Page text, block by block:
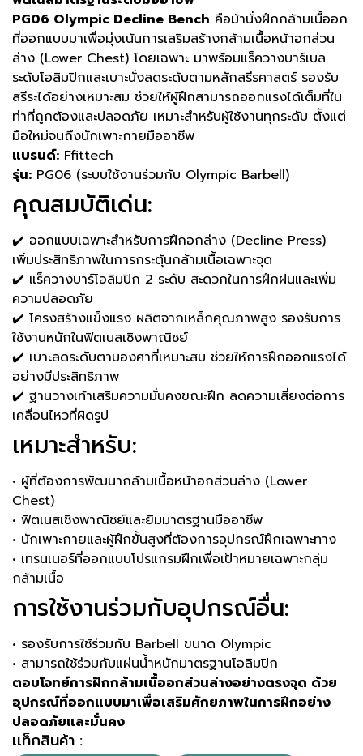
PG06 Olympic Decline Bench คือม้านั่งฝึกกล้ามเนื้ออก
ที่ออกแบบมาเพื่อมุ่งเน้นการเสริมสร้างกล้ามเนื้อหน้าอกส่วน
ล่าง (Lower Chest) โดยเฉพาะ มาพร้อมแร็ควางบาร์เบล
ระดับโอลิมปิกและเบาะนั่งลดระดับตามหลักสรีรศาสตร์ รองรับ
สรีระได้อย่างเหมาะสม ช่วยให้ผู้ฝึกสามารถออกแรงได้เต็มที่ใน
ท่าที่ถูกต้องและปลอดภัย เหมาะสำหรับผู้ใช้งานทุกระดับ ตั้งแต่
มือใหม่จนถึงนักเพาะกายมืออาชีพ
แบรนด์: Ffittech
รุ่น: PG06 (ระบบใช้งานร่วมกับ Olympic Barbell)
คุณสมบัติเด่น:
✔️ ออกแบบเฉพาะสำหรับการฝึกอกล่าง (Decline Press)
เพิ่มประสิทธิภาพในการกระตุ้นกล้ามเนื้อเฉพาะจุด
✔️ แร็ควางบาร์โอลิมปิก 2 ระดับ สะดวกในการฝึกฝนและเพิ่ม
ความปลอดภัย
✔️ โครงสร้างแข็งแรง ผลิตจากเหล็กคุณภาพสูง รองรับการ
ใช้งานหนักในฟิตเนสเชิงพาณิชย์
✔️ เบาะลดระดับตามองศาที่เหมาะสม ช่วยให้การฝึกออกแรงได้
อย่างมีประสิทธิภาพ
✔️ ฐานวางเท้าเสริมความมั่นคงขณะฝึก ลดความเสี่ยงต่อการ
เคลื่อนไหวที่ผิดรูป
เหมาะสำหรับ:
• ผู้ที่ต้องการพัฒนากล้ามเนื้อหน้าอกส่วนล่าง (Lower
Chest)
• ฟิตเนสเชิงพาณิชย์และยิมมาตรฐานมืออาชีพ
• นักเพาะกายและผู้ฝึกขั้นสูงที่ต้องการอุปกรณ์ฝึกเฉพาะทาง
• เทรนเนอร์ที่ออกแบบโปรแกรมฝึกเพื่อเป้าหมายเฉพาะกลุ่ม
กล้ามเนื้อ
การใช้งานร่วมกับอุปกรณ์อื่น:
• รองรับการใช้ร่วมกับ Barbell ขนาด Olympic
• สามารถใช้ร่วมกับแผ่นน้ำหนักมาตรฐานโอลิมปิก
ตอบโจทย์การฝึกกล้ามเนื้ออกส่วนล่างอย่างตรงจุด ด้วย
อุปกรณ์ที่ออกแบบมาเพื่อเสริมศักยภาพในการฝึกอย่าง
ปลอดภัยและมั่นคง
เเท็กสินค้า :